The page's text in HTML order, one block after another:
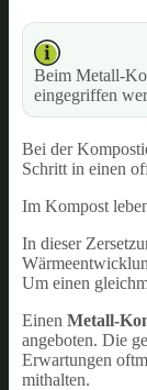
Beim Metall-
eingegriffen
Bei der
Schritt in einen
Im Kompost
In dieser
Um einen
Einen Metall-
angeboten. Die
Erwartungen
mithalten.